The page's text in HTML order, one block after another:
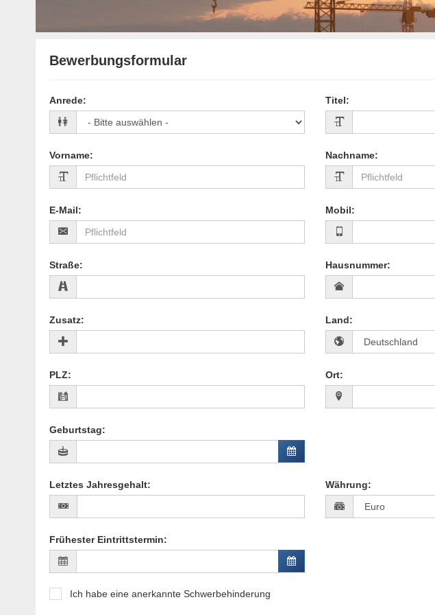
Bewerbungsformular
Anrede: Titel:
Vorname: Nachname:
E-Mail: Mobil:
Straße: Hausnummer:
Zusatz: Land:
PLZ: Ort:
Geburtstag:
Letztes Jahresgehalt: Währung:
Frühester Eintrittstermin:
Ich habe eine anerkannte Schwerbehinderung